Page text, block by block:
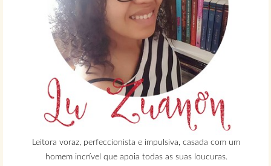
Leitora voraz, perfeccionista e impulsiva, casada com um
homem incrível que apoia todas as suas loucuras.